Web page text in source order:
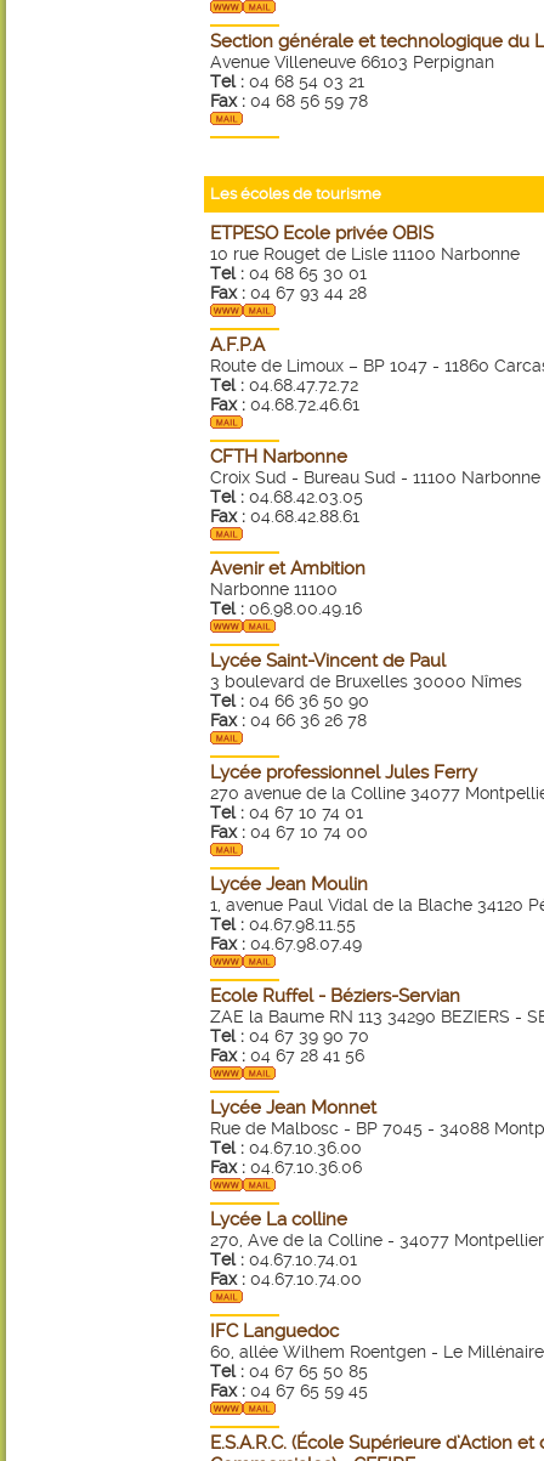
Section générale et technologique du
Avenue Villeneuve 66103 Perpignan
Tel : 04 68 54 03 21
Fax : 04 68 56 59 78
Les écoles de tourisme
ETPESO Ecole privée OBIS
10 rue Rouget de Lisle 11100 Narbonne
Tel : 04 68 65 30 01
Fax : 04 67 93 44 28
A.F.P.A
Route de Limoux – BP 1047 - 11860
Tel : 04.68.47.72.72
Fax : 04.68.72.46.61
CFTH Narbonne
Croix Sud - Bureau Sud - 11100 Narbonne
Tel : 04.68.42.03.05
Fax : 04.68.42.88.61
Avenir et Ambition
Narbonne 11100
Tel : 06.98.00.49.16
Lycée Saint-Vincent de Paul
3 boulevard de Bruxelles 30000 Nîmes
Tel : 04 66 36 50 90
Fax : 04 66 36 26 78
Lycée professionnel Jules Ferry
270 avenue de la Colline 34077
Tel : 04 67 10 74 01
Fax : 04 67 10 74 00
Lycée Jean Moulin
1, avenue Paul Vidal de la Blache 34120
Tel : 04.67.98.11.55
Fax : 04.67.98.07.49
Ecole Ruffel - Béziers-Servian
ZAE la Baume RN 113 34290 BEZIERS -
Tel : 04 67 39 90 70
Fax : 04 67 28 41 56
Lycée Jean Monnet
Rue de Malbosc - BP 7045 - 34088
Tel : 04.67.10.36.00
Fax : 04.67.10.36.06
Lycée La colline
270, Ave de la Colline - 34077 Montpellier
Tel : 04.67.10.74.01
Fax : 04.67.10.74.00
IFC Languedoc
60, allée Wilhem Roentgen - Le
Tel : 04 67 65 50 85
Fax : 04 67 65 59 45
E.S.A.R.C. (École Supérieure d’Action